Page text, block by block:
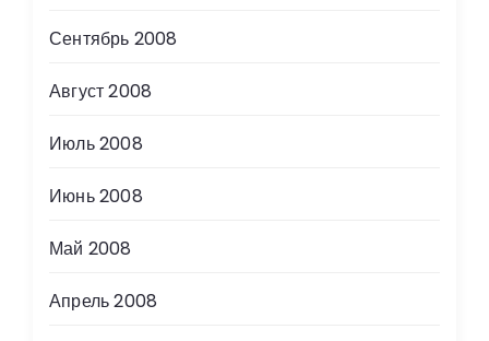
Сентябрь 2008
Август 2008
Июль 2008
Июнь 2008
Май 2008
Апрель 2008